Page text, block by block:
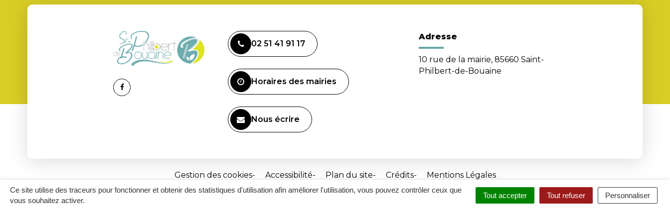
Ce site utilise des traceurs pour fonctionner et obtenir des statistiques d'utilisation afin améliorer l'utilisation, vous pouvez contrôler ceux que
vous souhaitez activer.
Tout accepter Tout refuser Personnaliser
Lien
02 51 41 91 17
Horaires des mairies
Nous écrire
Adresse
10 rue de la mairie, 85660 Saint-
Philbert-de-Bouaine
Gestion des cookies Accessibilité Plan du site Crédits Mentions Légales